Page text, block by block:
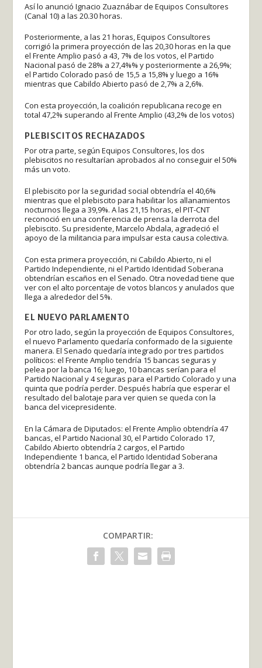
Así lo anunció Ignacio Zuaznábar de Equipos Consultores
(Canal 10) a las 20.30 horas.
Posteriormente, a las 21 horas, Equipos Consultores
corrigió la primera proyección de las 20,30 horas en la que
el Frente Amplio pasó a 43, 7% de los votos, el Partido
Nacional pasó de 28% a 27,4%% y posteriormente a 26,9%;
el Partido Colorado pasó de 15,5 a 15,8% y luego a 16%
mientras que Cabildo Abierto pasó de 2,7% a 2,6%.
Con esta proyección, la coalición republicana recoge en
total 47,2% superando al Frente Amplio (43,2% de los votos)
PLEBISCITOS RECHAZADOS
Por otra parte, según Equipos Consultores, los dos
plebiscitos no resultarían aprobados al no conseguir el 50%
más un voto.
El plebiscito por la seguridad social obtendría el 40,6%
mientras que el plebiscito para habilitar los allanamientos
nocturnos llega a 39,9%. A las 21,15 horas, el PIT-CNT
reconoció en una conferencia de prensa la derrota del
plebiscito. Su presidente, Marcelo Abdala, agradeció el
apoyo de la militancia para impulsar esta causa colectiva.
Con esta primera proyección, ni Cabildo Abierto, ni el
Partido Independiente, ni el Partido Identidad Soberana
obtendrían escaños en el Senado. Otra novedad tiene que
ver con el alto porcentaje de votos blancos y anulados que
llega a alrededor del 5%.
EL NUEVO PARLAMENTO
Por otro lado, según la proyección de Equipos Consultores,
el nuevo Parlamento quedaría conformado de la siguiente
manera. El Senado quedaría integrado por tres partidos
políticos: el Frente Amplio tendría 15 bancas seguras y
pelea por la banca 16; luego, 10 bancas serían para el
Partido Nacional y 4 seguras para el Partido Colorado y una
quinta que podría perder. Después habría que esperar el
resultado del balotaje para ver quien se queda con la
banca del vicepresidente.
En la Cámara de Diputados: el Frente Amplio obtendría 47
bancas, el Partido Nacional 30, el Partido Colorado 17,
Cabildo Abierto obtendría 2 cargos, el Partido
Independiente 1 banca, el Partido Identidad Soberana
obtendría 2 bancas aunque podría llegar a 3.
COMPARTIR: